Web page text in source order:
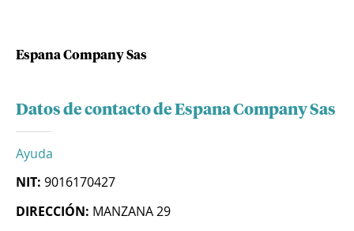
Espana Company Sas
Datos de contacto de Espana Company Sas
Ayuda
NIT: 9016170427
DIRECCIÓN: MANZANA 29